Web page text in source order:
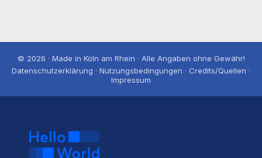
© 2026 · Made in Köln am Rhein · Alle Angaben ohne Gewähr!
Datenschutzerklärung · Nutzungsbedingungen · Credits/Quellen ·
Impressum